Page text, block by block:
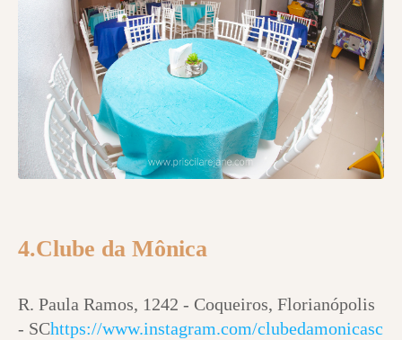
4.Clube da Mônica
R. Paula Ramos, 1242 - Coqueiros, Florianópolis
- SChttps://www.instagram.com/clubedamonicasc